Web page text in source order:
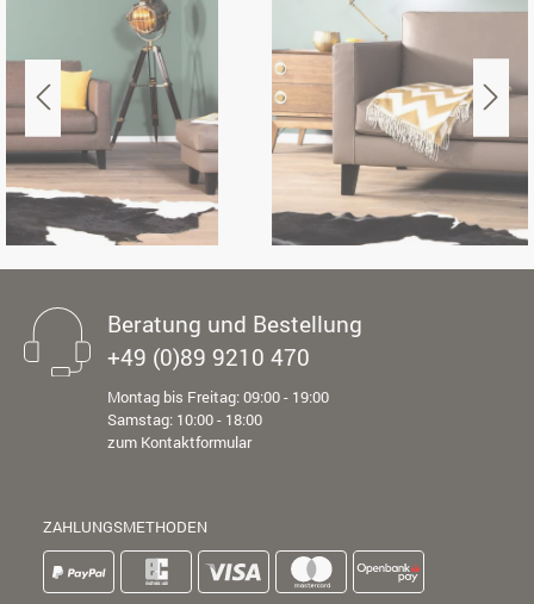
Beratung und Bestellung
+49 (0)89 9210 470
Montag bis Freitag: 09:00 - 19:00
Samstag: 10:00 - 18:00
zum Kontaktformular
ZAHLUNGSMETHODEN